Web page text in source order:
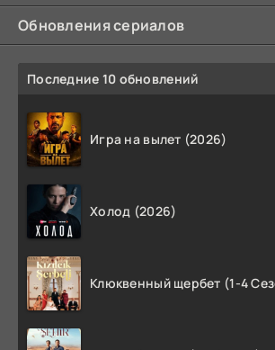
Обновления сериалов
Последние 10 обновлений
Игра на вылет (2026)
Холод (2026)
Клюквенный щербет (1-4